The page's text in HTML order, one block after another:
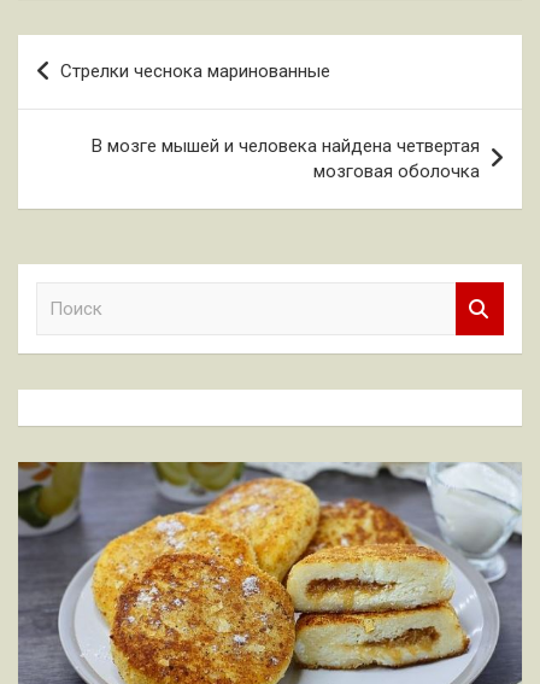
Навигация
по
записям
Стрелки чеснока маринованные
В мозге мышей и человека найдена четвертая
мозговая оболочка
к